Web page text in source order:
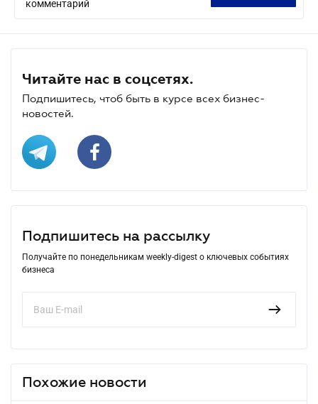
комментарий
Читайте нас в соцсетях.
Подпишитесь, чтоб быть в курсе всех бизнес-
новостей.
Подпишитесь на рассылку
Получайте по понедельникам weekly-digest о ключевых событиях
бизнеса
Похожие новости